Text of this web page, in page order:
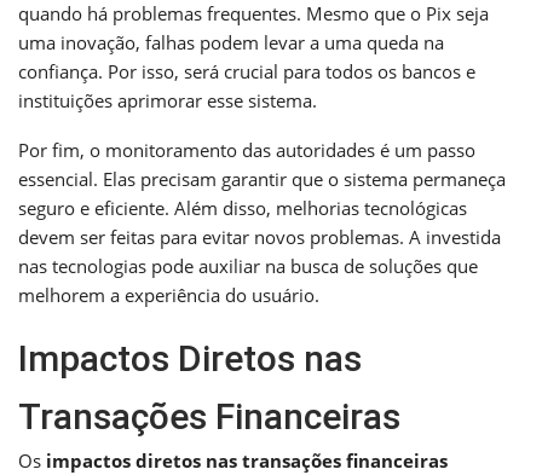
quando há problemas frequentes. Mesmo que o Pix seja
uma inovação, falhas podem levar a uma queda na
confiança. Por isso, será crucial para todos os bancos e
instituições aprimorar esse sistema.
Por fim, o monitoramento das autoridades é um passo
essencial. Elas precisam garantir que o sistema permaneça
seguro e eficiente. Além disso, melhorias tecnológicas
devem ser feitas para evitar novos problemas. A investida
nas tecnologias pode auxiliar na busca de soluções que
melhorem a experiência do usuário.
Impactos Diretos nas
Transações Financeiras
Os impactos diretos nas transações financeiras